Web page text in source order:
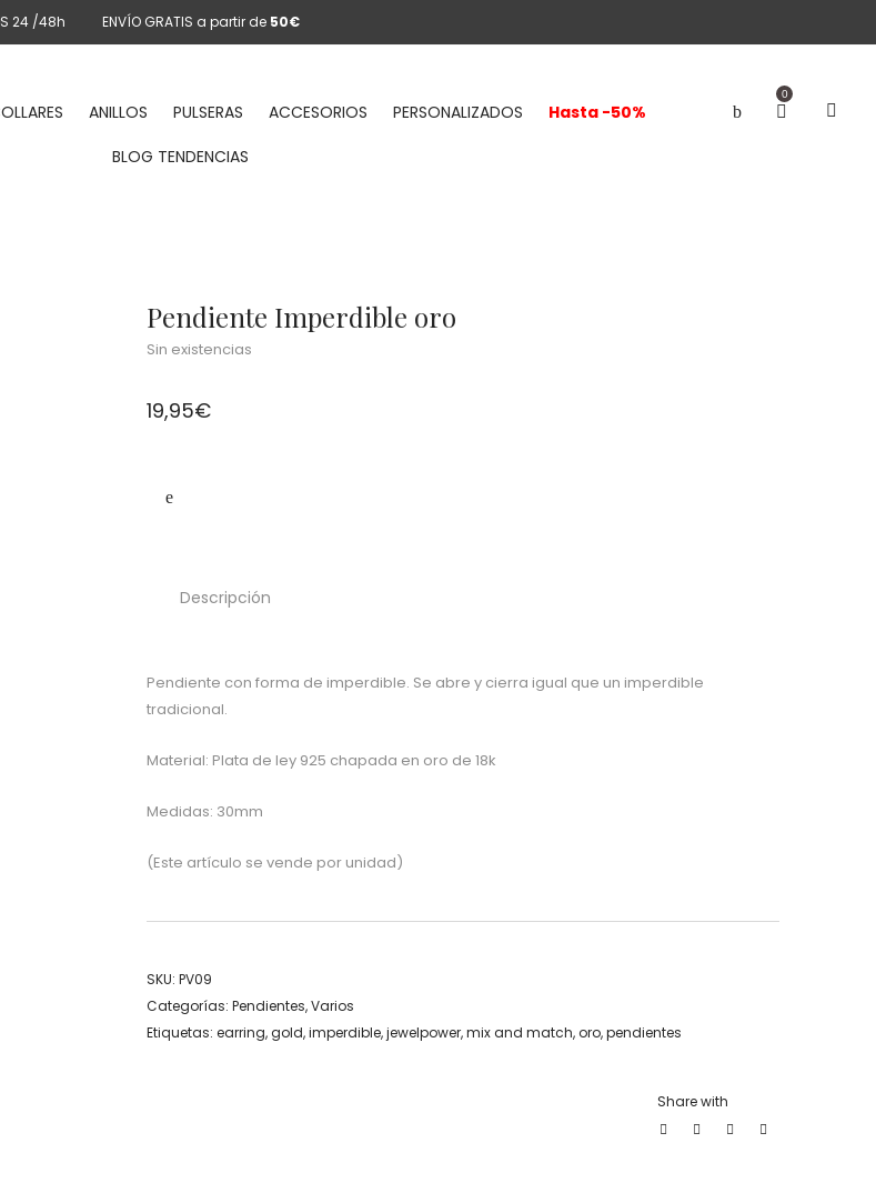
24 /48h ENVÍO GRATIS a partir de 50€
0
ANILLOS PULSERAS ACCESORIOS PERSONALIZADOS
Hasta -50%
BLOG TENDENCIAS
Pendiente Imperdible oro
Sin existencias
19,95€
Descripción
Pendiente con forma de imperdible. Se abre y cierra igual que un imperdible
tradicional.
Material: Plata de ley 925 chapada en oro de 18k
Medidas: 30mm
(Este artículo se vende por unidad)
SKU: PV09
Categorías: Pendientes,Varios
Etiquetas: earring,gold,imperdible,jewelpower,mix and match,oro,pendientes
Share with